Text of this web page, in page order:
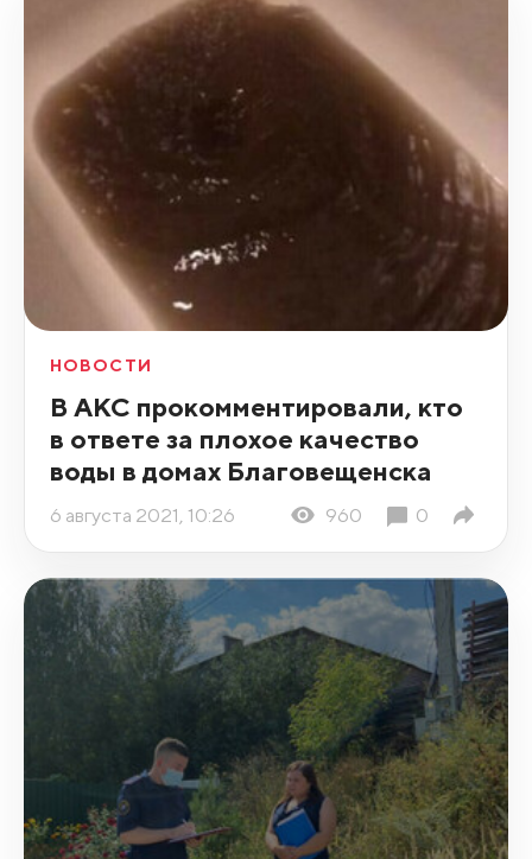
НОВОСТИ
В АКС прокомментировали, кто
в ответе за плохое качество
воды в домах Благовещенска
6 августа 2021, 10:26 960 0